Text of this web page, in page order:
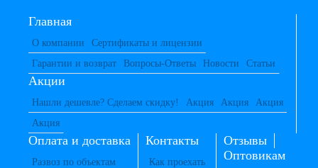
Главная
О компании
Сертификаты и лицензии
Гарантии и возврат
Вопросы-Ответы Новости Статьи
Акции
Нашли дешевле? Сделаем скидку! Акция Акция
Акция
Акция
Оплата и доставка
Развоз по объектам
Контакты
Как проехать
Отзывы
Оптовикам